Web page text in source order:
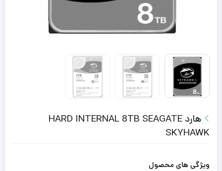
هارد HARD INTERNAL 8TB SEAGATE
SKYHAWK
ویژگی های محصول